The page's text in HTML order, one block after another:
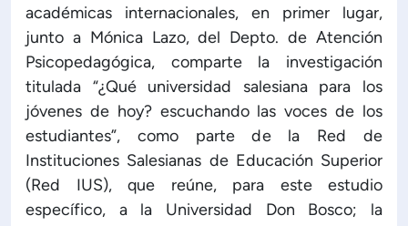
académicas internacionales, en primer lugar,
junto a Mónica Lazo, del Depto. de Atención
Psicopedagógica, comparte la investigación
titulada “¿Qué universidad salesiana para los
jóvenes de hoy? escuchando las voces de los
estudiantes”, como parte de la Red de
Instituciones Salesianas de Educación Superior
(Red IUS), que reúne, para este estudio
específico, a la Universidad Don Bosco; la